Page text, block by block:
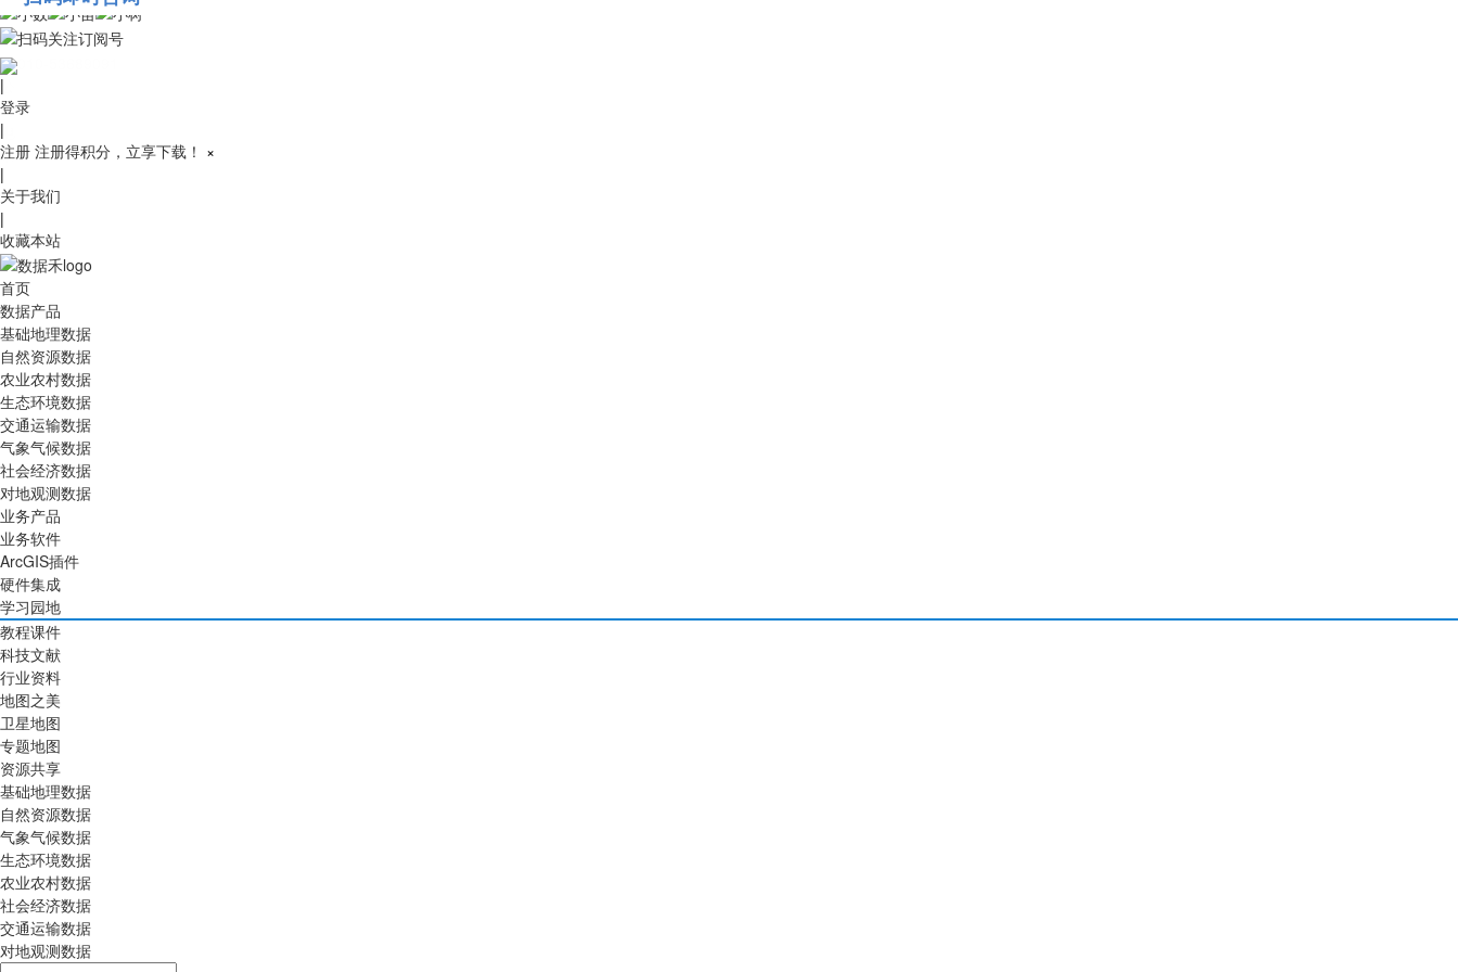
010-53689091
|
登录
|
注册 注册得积分，立享下载！ ×
|
关于我们
|
收藏本站
首页
数据产品
基础地理数据
自然资源数据
农业农村数据
生态环境数据
交通运输数据
气象气候数据
社会经济数据
对地观测数据
业务产品
业务软件
ArcGIS插件
硬件集成
学习园地
教程课件
科技文献
行业资料
地图之美
卫星地图
专题地图
资源共享
基础地理数据
自然资源数据
气象气候数据
生态环境数据
农业农村数据
社会经济数据
交通运输数据
对地观测数据